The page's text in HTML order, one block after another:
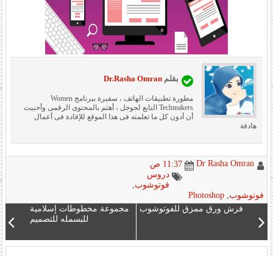
بقلمDr.Rasha Omran
مطورة تطبيقات الهاتف ، سفيرة ببرنامج Women
Techmakers التابع لجوجل ، أهتم بالمحتوى الرقمى وأحببت
أن أدون كل ما تعلمته فى هذا الموقع للإفادة فى أعمال
هادفة
Dr Rasha Omran
11:37 ص
دروس
فوتوشوب
فوتوشوب ,
Photoshop
فرش ورق ممزق للفوتوشوب
مجموعة مخطوطات إسلامية
للبسمله للتصميم